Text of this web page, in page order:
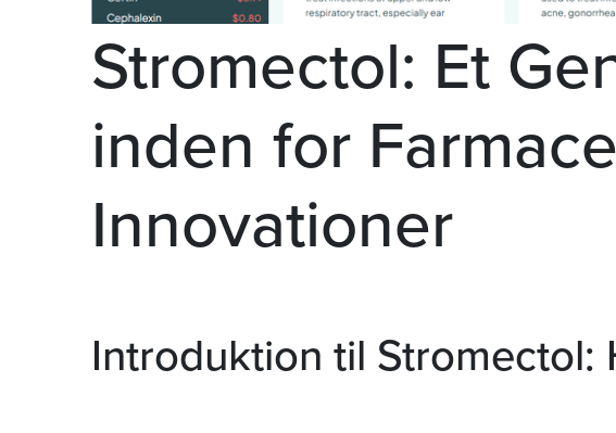
Stromectol: Et
inden for
Innovationer
Introduktion til Stromectol: